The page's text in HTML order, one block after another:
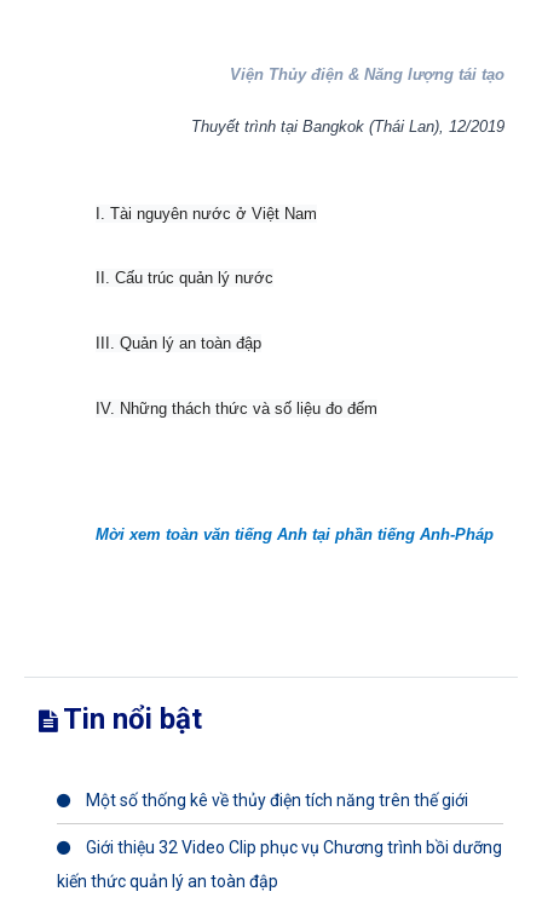
Viện Thủy điện & Năng lượng tái tạo
Thuyết trình tại Bangkok (Thái Lan), 12/2019
I. Tài nguyên nước ở Việt Nam
II. Cấu trúc quản lý nước
III. Quản lý an toàn đập
IV. Những thách thức và số liệu đo đếm
Mời xem toàn văn tiếng Anh tại phần tiếng Anh-Pháp
Tin nổi bật
Một số thống kê về thủy điện tích năng trên thế giới
Giới thiệu 32 Video Clip phục vụ Chương trình bồi dưỡng
kiến thức quản lý an toàn đập